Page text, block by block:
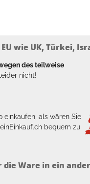
wie UK, Türkei,
des teilweise
nicht!
einkaufen, als wären Sie
bequem zu
Ware in ein